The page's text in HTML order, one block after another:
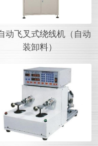
动飞叉式绕线机（自动
装卸料）